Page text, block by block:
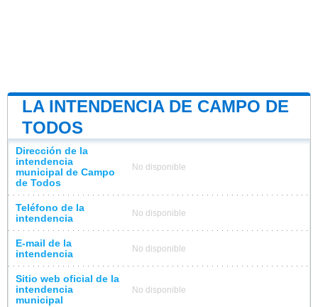
LA INTENDENCIA DE CAMPO DE
TODOS
Dirección de la
intendencia
municipal de Campo
de Todos
No disponible
Teléfono de la
intendencia
No disponible
E-mail de la
intendencia
No disponible
Sitio web oficial de la
intendencia
municipal
No disponible